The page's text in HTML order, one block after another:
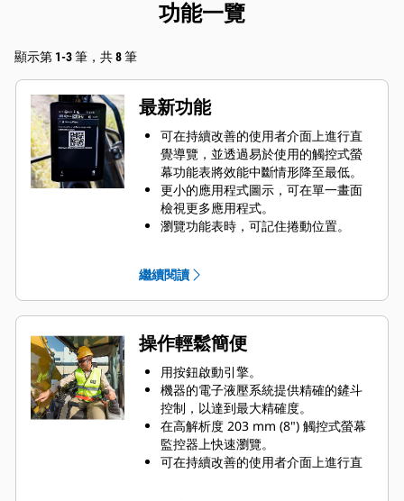
功能一覽
顯示第 1-3 筆，共 8 筆
最新功能
可在持續改善的使用者介面上進行直
覺導覽，並透過易於使用的觸控式螢
幕功能表將效能中斷情形降至最低。
更小的應用程式圖示，可在單一畫面
檢視更多應用程式。
瀏覽功能表時，可記住捲動位置。
使用監控器內的 QR 碼，透過「使用
方式」全系列影片瞭解機器與技術功
能。
繼續閱讀
操作輕鬆簡便
用按鈕啟動引擎。
機器的電子液壓系統提供精確的鏟斗
控制，以達到最大精確度。
在高解析度 203 mm (8") 觸控式螢幕
監控器上快速瀏覽。
可在持續改善的使用者介面上進行直